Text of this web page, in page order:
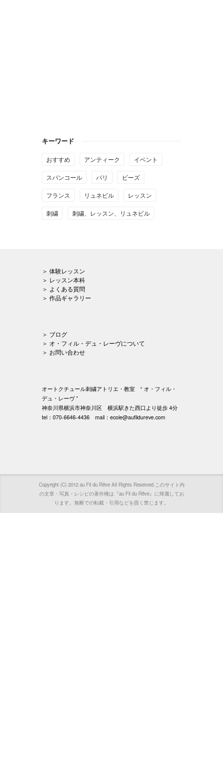
キーワード
おすすめ アンティーク イベント
スパンコール パリ ビーズ
フランス リュネビル レッスン
刺繍 刺繍、レッスン、リュネビル
＞ 体験レッスン
＞ レッスン本科
＞ よくある質問
＞ 作品ギャラリー
＞ ブログ
＞ オ・フィル・デュ・レーヴについて
＞ お問い合わせ
オートクチュール刺繍アトリエ・教室 “ オ・フィル・
デュ・レーヴ ”
神奈川県横浜市神奈川区 横浜駅きた西口より徒歩 4分
tel：070-6646-4436 mail：ecole@aufildureve.com
Copyright (C) 2012 au Fil du Rêve All Rights Reserved.このサイト内
の文章・写真・レシピの著作権は『au Fil du Rêve』に帰属してお
ります。無断での転載・引用などを固く禁じます。